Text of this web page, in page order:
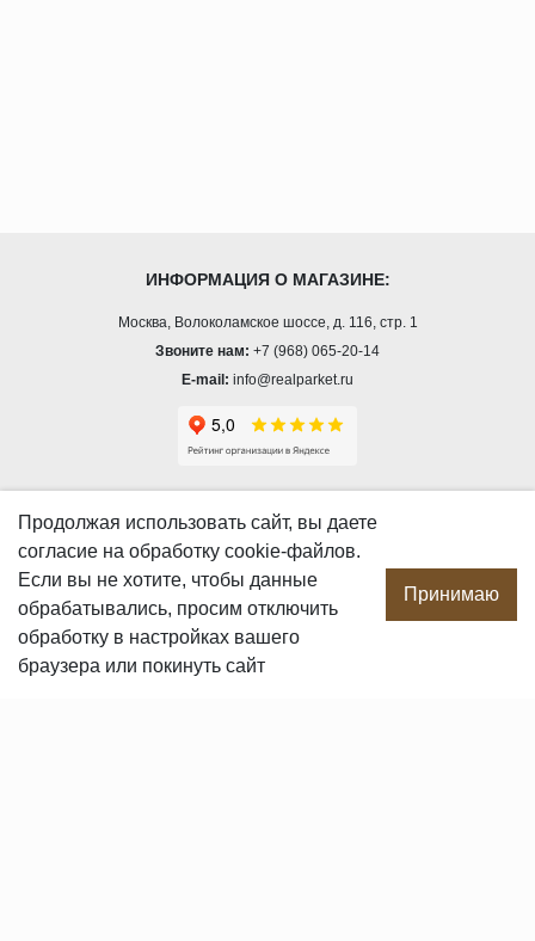
ИНФОРМАЦИЯ О МАГАЗИНЕ:
Москва, Волоколамское шоссе, д. 116, стр. 1
Звоните нам: +7 (968) 065-20-14
E-mail: info@realparket.ru
О компании
Производство
Сотрудничество
Сертификаты продукции
Вакансии
Продолжая использовать сайт, вы даете
согласие на обработку cookie-файлов.
Если вы не хотите, чтобы данные
обрабатывались, просим отключить
обработку в настройках вашего
браузера или покинуть сайт
Принимаю